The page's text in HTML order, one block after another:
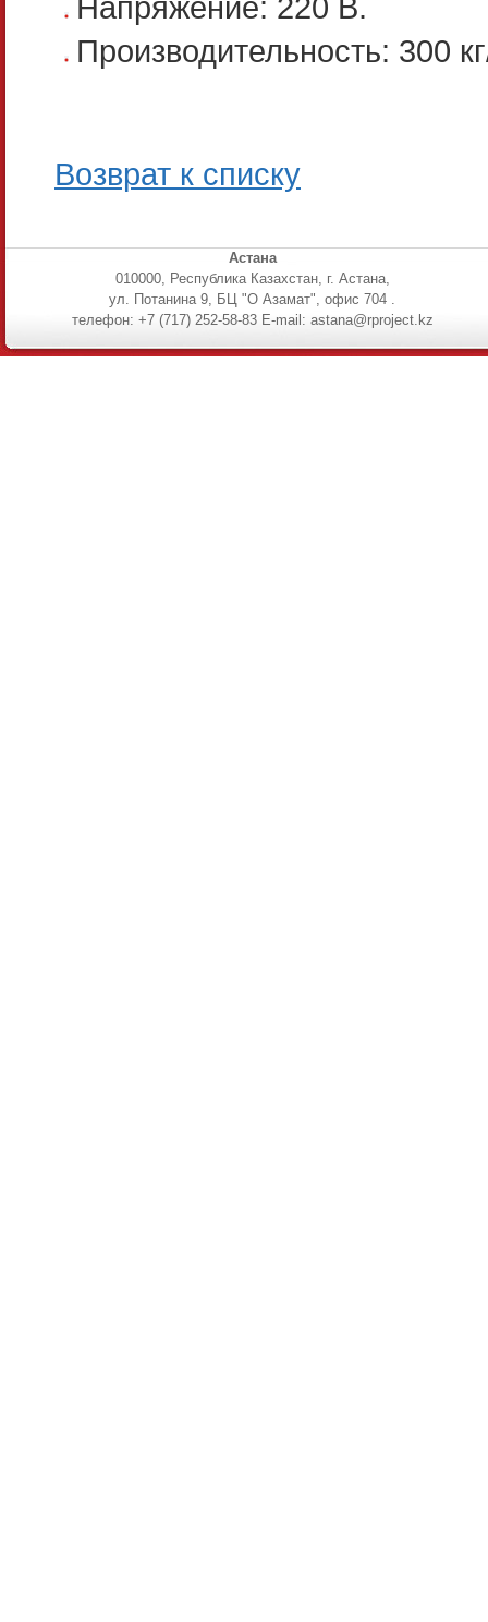
Производительность: 300
Возврат к списку
Астана
010000, Республика Казахстан, г. Астана,
ул. Потанина 9, БЦ "О Азамат", офис 704 .
телефон: +7 (717) 252-58-83 E-mail: astana@rproject.kz